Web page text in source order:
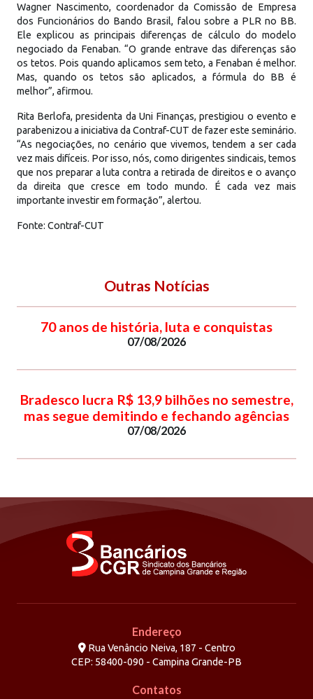
Wagner Nascimento, coordenador da Comissão de Empresa
dos Funcionários do Bando Brasil, falou sobre a PLR no BB.
Ele explicou as principais diferenças de cálculo do modelo
negociado da Fenaban. “O grande entrave das diferenças são
os tetos. Pois quando aplicamos sem teto, a Fenaban é melhor.
Mas, quando os tetos são aplicados, a fórmula do BB é
melhor”, afirmou.
Rita Berlofa, presidenta da Uni Finanças, prestigiou o evento e
parabenizou a iniciativa da Contraf-CUT de fazer este seminário.
“As negociações, no cenário que vivemos, tendem a ser cada
vez mais difíceis. Por isso, nós, como dirigentes sindicais, temos
que nos preparar a luta contra a retirada de direitos e o avanço
da direita que cresce em todo mundo. É cada vez mais
importante investir em formação”, alertou.
Fonte: Contraf-CUT
Outras Notícias
70 anos de história, luta e conquistas
07/08/2026
Bradesco lucra R$ 13,9 bilhões no semestre,
mas segue demitindo e fechando agências
07/08/2026
Endereço
Rua Venâncio Neiva, 187 - Centro
CEP: 58400-090 - Campina Grande-PB
Contatos